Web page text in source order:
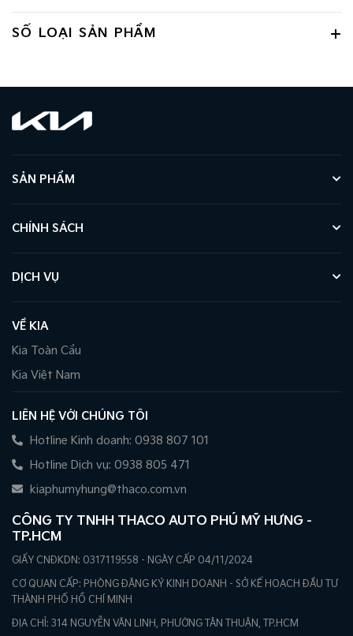
SỐ LOẠI SẢN PHẨM
SẢN PHẨM
CHÍNH SÁCH
DỊCH VỤ
VỀ KIA
Kia Toàn Cầu
Kia Việt Nam
LIÊN HỆ VỚI CHÚNG TÔI
Hotline Kinh doanh: 0938 807 101
Hotline Dịch vụ: 0938 805 471
kiaphumyhung@thaco.com.vn
CÔNG TY TNHH THACO AUTO PHÚ MỸ HƯNG -
TP.HCM
GIẤY CNĐKDN: 0317119558 - NGÀY CẤP 04/11/2024
CƠ QUAN CẤP: PHÒNG ĐĂNG KÝ KINH DOANH - SỞ KẾ HOẠCH ĐẦU TƯ
THÀNH PHỐ HỒ CHÍ MINH
ĐỊA CHỈ: 314 NGUYỄN VĂN LINH, PHƯỜNG TÂN THUẬN, TP.HCM